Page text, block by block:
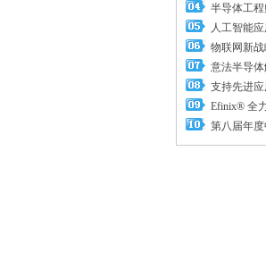
电子设计
半导体工
描述工作
人工智能
无边界可言
物联网新
场和应用
意法半导
场，积极
产品
支持先进
Efinix® 全
算，成功
样品, 同时
第八届年
论坛：趋